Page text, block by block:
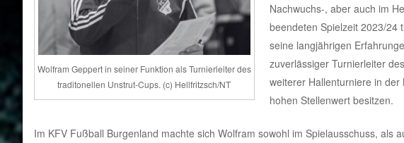
Wolfram Geppert in seiner Funktion als Turnierleiter des
traditonellen Unstrut-Cups. (c) Hellfritzsch/NT
Nachwuchs-, aber auch im
beendeten Spielzeit 2023/24
seine langjährigen
zuverlässiger Turnierleiter
weiterer Hallenturniere in
hohen Stellenwert besitzen.
Im KFV Fußball Burgenland machte sich Wolfram sowohl im Spielausschuss, als